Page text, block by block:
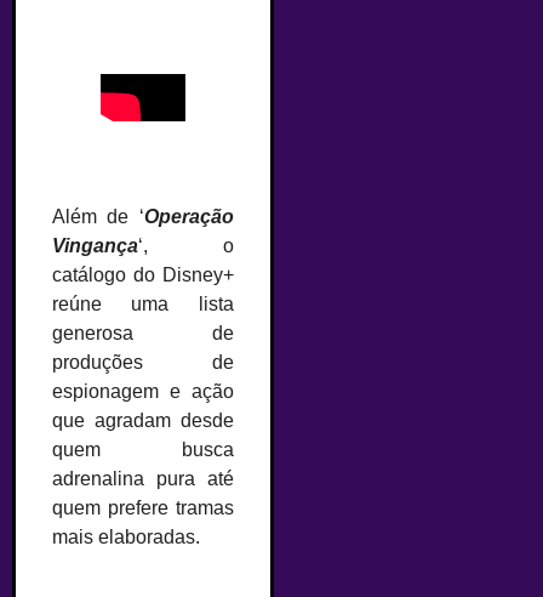
Além de ‘Operação
Vingança‘, o
catálogo do Disney+
reúne uma lista
generosa de
produções de
espionagem e ação
que agradam desde
quem busca
adrenalina pura até
quem prefere tramas
mais elaboradas.